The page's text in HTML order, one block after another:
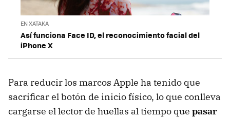
EN XATAKA
Así funciona Face ID, el reconocimiento facial del
iPhone X
Para reducir los marcos Apple ha tenido que
sacrificar el botón de inicio físico, lo que conlleva
cargarse el lector de huellas al tiempo que pasar